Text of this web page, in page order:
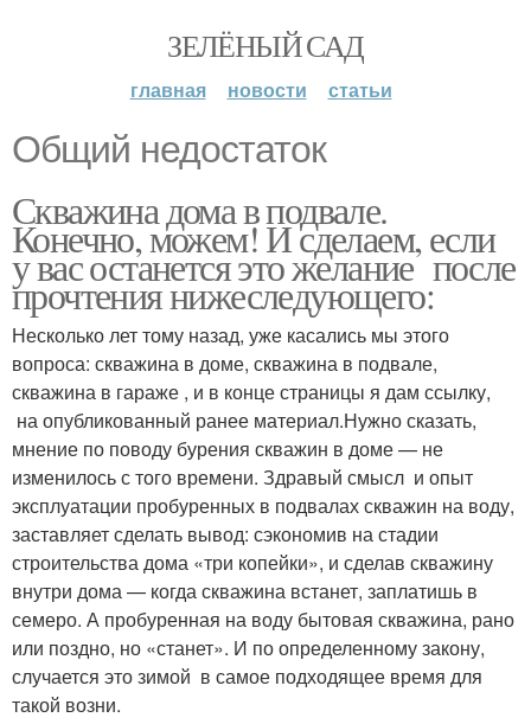
ЗЕЛЁНЫЙ САД
главная новости статьи
Общий недостаток
Скважина дома в подвале.
Конечно, можем! И сделаем, если
у вас останется это желание после
прочтения нижеследующего:
Несколько лет тому назад, уже касались мы этого
вопроса: скважина в доме, скважина в подвале,
скважина в гараже , и в конце страницы я дам ссылку,
на опубликованный ранее материал.Нужно сказать,
мнение по поводу бурения скважин в доме — не
изменилось с того времени. Здравый смысл и опыт
эксплуатации пробуренных в подвалах скважин на воду,
заставляет сделать вывод: сэкономив на стадии
строительства дома «три копейки», и сделав скважину
внутри дома — когда скважина встанет, заплатишь в
семеро. А пробуренная на воду бытовая скважина, рано
или поздно, но «станет». И по определенному закону,
случается это зимой в самое подходящее время для
такой возни.